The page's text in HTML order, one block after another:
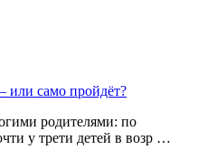
или само пройдёт?
родителями: по
у трети детей в возр …